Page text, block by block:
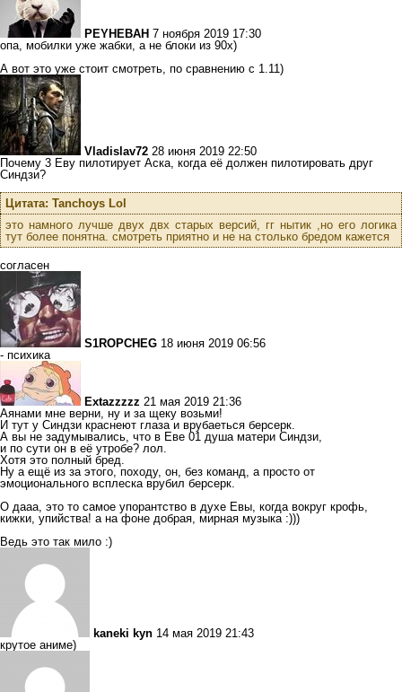
PEYHEBAH 7 ноября 2019 17:30
опа, мобилки уже жабки, а не блоки из 90х)
А вот это уже стоит смотреть, по сравнению с 1.11)
Vladislav72 28 июня 2019 22:50
Почему 3 Еву пилотирует Аска, когда её должен пилотировать друг
Синдзи?
Цитата: Tanchoys Lol
это намного лучше двух двх старых версий, гг нытик ,но его логика
тут более понятна. смотреть приятно и не на столько бредом кажется
согласен
S1ROPCHEG 18 июня 2019 06:56
- психика
Extazzzzz 21 мая 2019 21:36
Аянами мне верни, ну и за щеку возьми!
И тут у Синдзи краснеют глаза и врубаеться берсерк.
А вы не задумывались, что в Еве 01 душа матери Синдзи,
и по сути он в её утробе? лол.
Хотя это полный бред.
Ну а ещё из за этого, походу, он, без команд, а просто от
эмоционального всплеска врубил берсерк.
О дааа, это то самое упорантство в духе Евы, когда вокруг крофь,
кижки, упийства! а на фоне добрая, мирная музыка :)))
Ведь это так мило :)
kaneki kyn 14 мая 2019 21:43
крутое аниме)